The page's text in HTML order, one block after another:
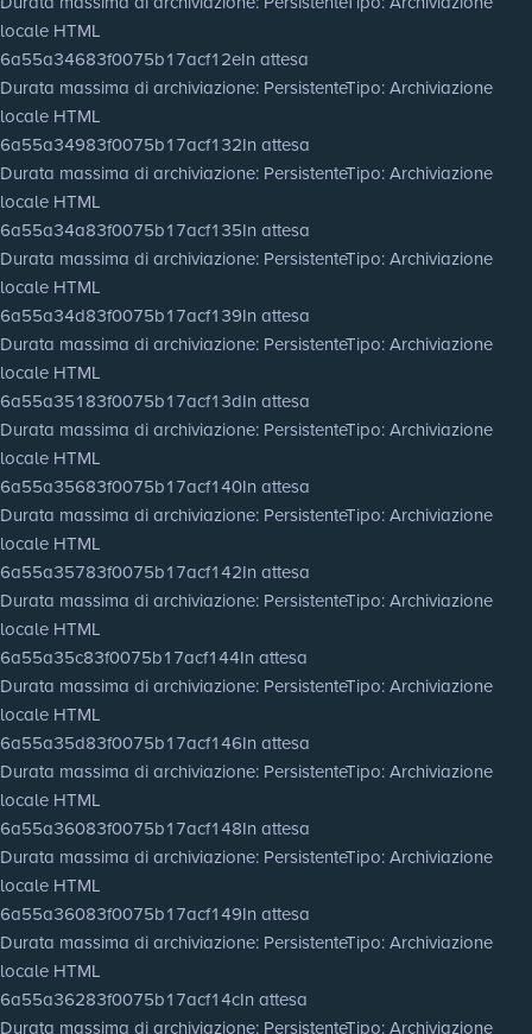
locale HTML
6a55a34683f0075b17acf12eIn attesa
Durata massima di archiviazione: PersistenteTipo: Archiviazione
locale HTML
6a55a34983f0075b17acf132In attesa
Durata massima di archiviazione: PersistenteTipo: Archiviazione
locale HTML
6a55a34a83f0075b17acf135In attesa
Durata massima di archiviazione: PersistenteTipo: Archiviazione
locale HTML
6a55a34d83f0075b17acf139In attesa
Durata massima di archiviazione: PersistenteTipo: Archiviazione
locale HTML
6a55a35183f0075b17acf13dIn attesa
Durata massima di archiviazione: PersistenteTipo: Archiviazione
locale HTML
6a55a35683f0075b17acf140In attesa
Durata massima di archiviazione: PersistenteTipo: Archiviazione
locale HTML
6a55a35783f0075b17acf142In attesa
Durata massima di archiviazione: PersistenteTipo: Archiviazione
locale HTML
6a55a35c83f0075b17acf144In attesa
Durata massima di archiviazione: PersistenteTipo: Archiviazione
locale HTML
6a55a35d83f0075b17acf146In attesa
Durata massima di archiviazione: PersistenteTipo: Archiviazione
locale HTML
6a55a36083f0075b17acf148In attesa
Durata massima di archiviazione: PersistenteTipo: Archiviazione
locale HTML
6a55a36083f0075b17acf149In attesa
Durata massima di archiviazione: PersistenteTipo: Archiviazione
locale HTML
6a55a36283f0075b17acf14cIn attesa
Durata massima di archiviazione: PersistenteTipo: Archiviazione